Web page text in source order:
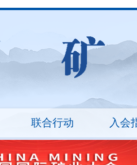
联合行动 入会
长 协会架构
业报告 技术装备
业沙龙 万里行 技能竞赛
入会流程 会员
员展示